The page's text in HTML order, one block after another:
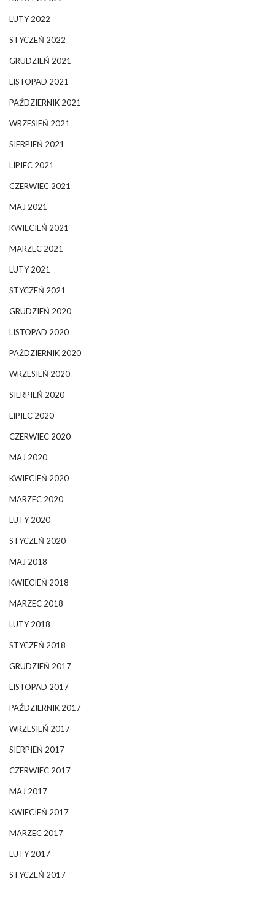
LUTY 2022
STYCZEŃ 2022
GRUDZIEŃ 2021
LISTOPAD 2021
PAŹDZIERNIK 2021
WRZESIEŃ 2021
SIERPIEŃ 2021
LIPIEC 2021
CZERWIEC 2021
MAJ 2021
KWIECIEŃ 2021
MARZEC 2021
LUTY 2021
STYCZEŃ 2021
GRUDZIEŃ 2020
LISTOPAD 2020
PAŹDZIERNIK 2020
WRZESIEŃ 2020
SIERPIEŃ 2020
LIPIEC 2020
CZERWIEC 2020
MAJ 2020
KWIECIEŃ 2020
MARZEC 2020
LUTY 2020
STYCZEŃ 2020
MAJ 2018
KWIECIEŃ 2018
MARZEC 2018
LUTY 2018
STYCZEŃ 2018
GRUDZIEŃ 2017
LISTOPAD 2017
PAŹDZIERNIK 2017
WRZESIEŃ 2017
SIERPIEŃ 2017
CZERWIEC 2017
MAJ 2017
KWIECIEŃ 2017
MARZEC 2017
LUTY 2017
STYCZEŃ 2017